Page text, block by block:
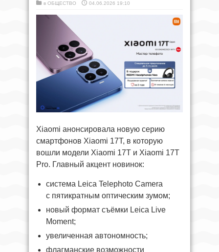
в ОБЩЕСТВО 04.06.2026 19:10
Xiaomi анонсировала новую серию
смартфонов Xiaomi 17T, в которую
вошли модели Xiaomi 17T и Xiaomi 17T
Pro. Главный акцент новинок:
система Leica Telephoto Camera
с пятикратным оптическим зумом;
новый формат съёмки Leica Live
Moment;
увеличенная автономность;
флагманские возможности